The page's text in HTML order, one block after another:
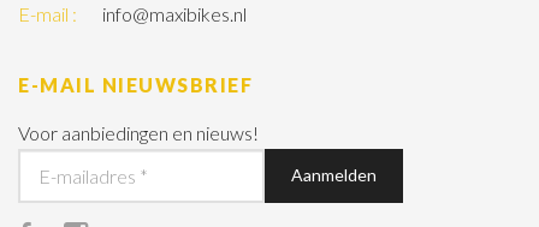
E-mail : info@maxibikes.nl
E-MAIL NIEUWSBRIEF
Voor aanbiedingen en nieuws!